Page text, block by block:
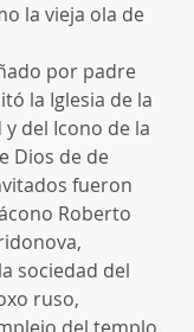
la vieja ola de
por padre
la Iglesia de la
del Icono de la
Dios de de
fueron
Roberto
sociedad del
ruso,